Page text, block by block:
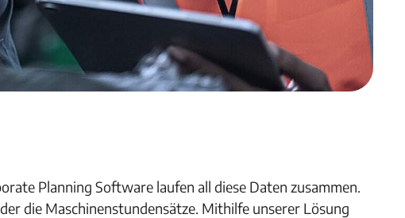
Planning Software laufen all diese Daten zusammen.
die Maschinenstundensätze. Mithilfe unserer Lösung